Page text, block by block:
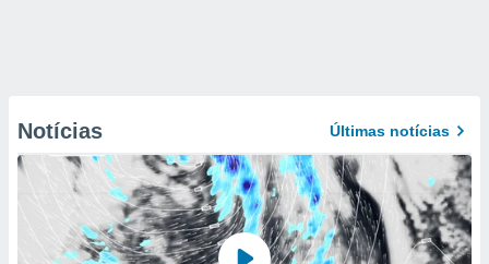
Notícias Últimas notícias